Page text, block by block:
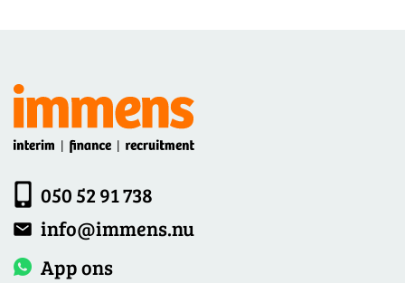
050 52 91 738
info@immens.nu
App ons